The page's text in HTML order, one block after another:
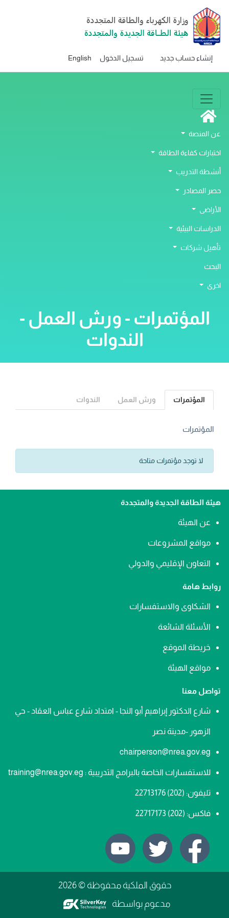
إنشاء حساب جديد تسجيل الدخول English
عن المنصة
اختبارات كفاءة الطاقة
أنشطة التدريب
حصر المصادر
الأراضى
الدراسات البيئية
تأهيل شركات
البحث
اخرى
المؤتمرات - ورش العمل -
الندوات
المؤتمرات ورش العمل الندوات
المؤتمرات
لا توجد مؤتمرات متاحة
هيئة الطاقة الجديدة والمتجددة
عن الهيئة
مواقع المشروعات
التعاون الإقليمي والدولي
روابط هامة
الشكاوى والاستفسارات
الأسئلة الشائعة
خريطة الموقع
مواقع الهيئة
تواصل معنا
شارع الدكتور إبراهيم أبو النجا - امتداد شارع عباس العقاد - حي
الزهور -مدينة نصر
chairperson@nrea.gov.eg
للاستفسارات الخاصة بالبرامج التدريبية : training@nrea.gov.eg
تليفون: (202) 22713176
فاكس: (202) 22717173
حقوق الملكية محفوظة © 2026
مدعوم بواسطة